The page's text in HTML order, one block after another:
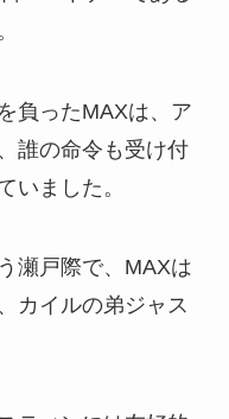
負ったMAXは、ア
誰の命令も受け付
いました。
瀬戸際で、MAXは
カイルの弟ジャス